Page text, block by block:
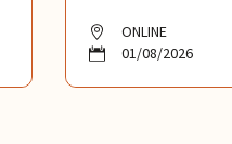
ONLINE
01/08/2026